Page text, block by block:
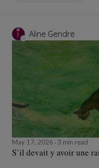
Aline Gendre
May 17, 2026 3 min read
S’il devait y avoir une